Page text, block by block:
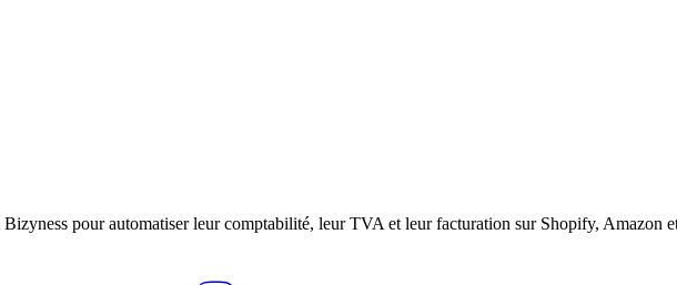
pour automatiser leur comptabilité, leur TVA et leur facturation sur Shopify, Amazon